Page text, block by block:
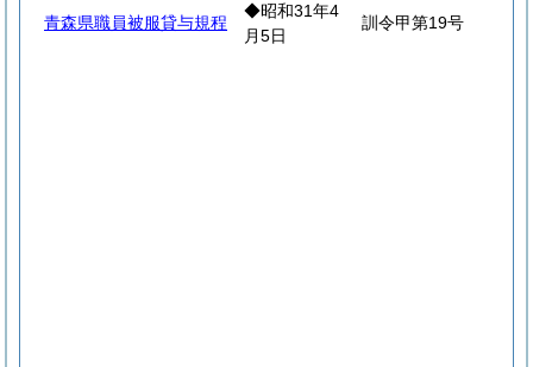
青森県職員被服貸与規程
◆昭和31年4
月5日
訓令甲第19号